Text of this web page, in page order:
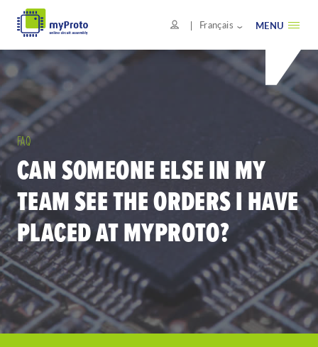
Français MENU
FAQ
CAN SOMEONE ELSE IN MY
TEAM SEE THE ORDERS I HAVE
PLACED AT MYPROTO?